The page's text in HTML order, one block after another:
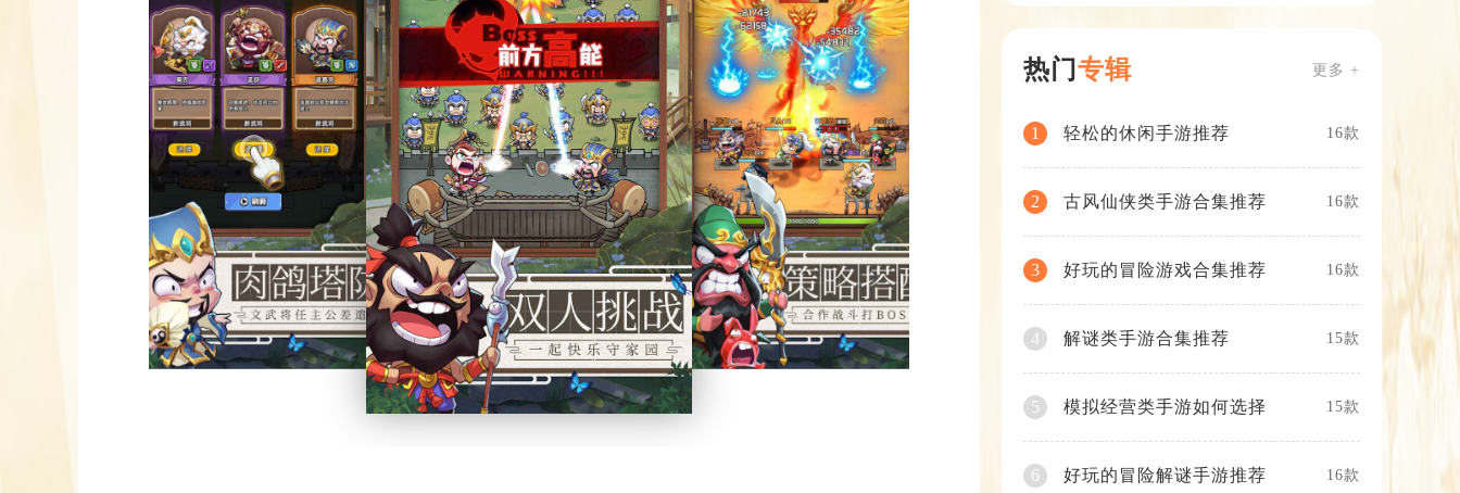
热门专辑 更多 +
1 轻松的休闲手游推荐 16款
2 古风仙侠类手游合集推荐 16款
3 好玩的冒险游戏合集推荐 16款
4 解谜类手游合集推荐 15款
5 模拟经营类手游如何选择 15款
6 好玩的冒险解谜手游推荐 16款